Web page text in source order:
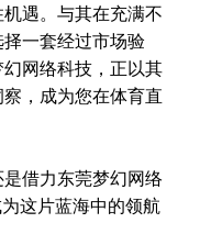
遇。与其在充满不
一套经过市场验
网络科技，正以其
，成为您在体育直
借力东莞梦幻网络
这片蓝海中的领航